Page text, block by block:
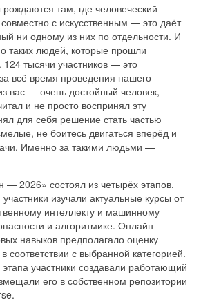
там, где человеческий
совместно с искусственным — это даёт
ни одному из них по отдельности. И
таких людей, которые прошли
тысячи участников — это
всё время проведения нашего
вас — очень достойный человек,
и не просто воспринял эту
для себя решение стать частью
не боитесь двигаться вперёд и
Именно за такими людьми —
2026» состоял из четырёх этапов.
изучали актуальные курсы от
интеллекту и машинному
и алгоритмике. Онлайн-
навыков предполагало оценку
соответствии с выбранной категорией.
участники создавали работающий
его в собственном репозитории